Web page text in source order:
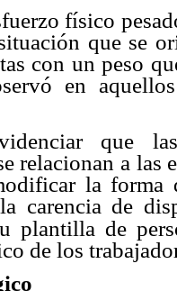
físico
que se
con un peso
en
que
relacionan a las
la
carencia de
plantilla de
de los